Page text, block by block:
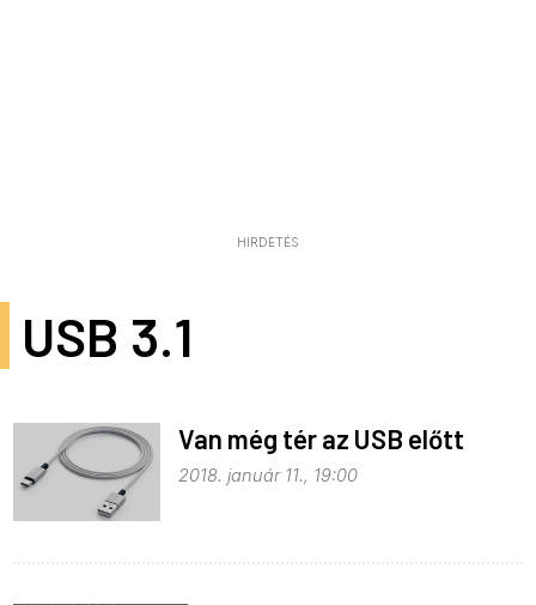
HIRDETÉS
USB 3.1
Van még tér az USB előtt
2018. január 11., 19:00